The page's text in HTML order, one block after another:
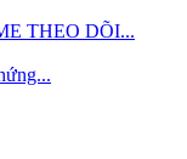
THEO DÕI...